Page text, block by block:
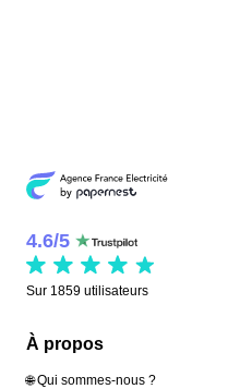
4.6/5
Sur 1859 utilisateurs
À propos
🌐 Qui sommes-nous ?